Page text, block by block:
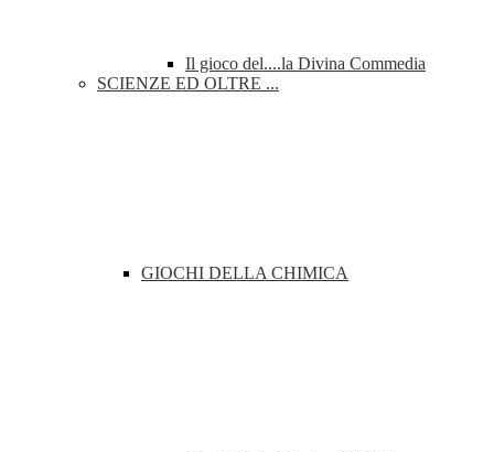
Il gioco del....la Divina Commedia
SCIENZE ED OLTRE ...
GIOCHI DELLA CHIMICA